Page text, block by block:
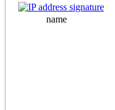
name